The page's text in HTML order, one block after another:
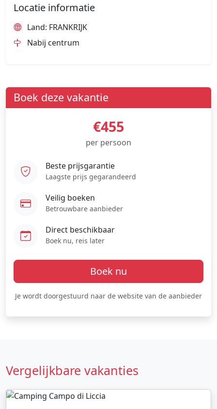
Locatie informatie
Land: FRANKRIJK
Nabij centrum
Boek deze vakantie
€455
per persoon
Beste prijsgarantie
Laagste prijs gegarandeerd
Veilig boeken
Betrouwbare aanbieder
Direct beschikbaar
Boek nu, reis later
Boek nu
Je wordt doorgestuurd naar de website van de aanbieder
Vergelijkbare vakanties